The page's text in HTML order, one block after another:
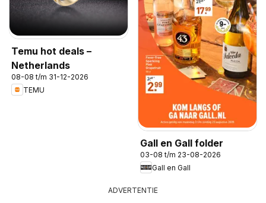
Temu hot deals –
Netherlands
08-08 t/m 31-12-2026
TEMU
Gall en Gall folder
03-08 t/m 23-08-2026
Gall en Gall
ADVERTENTIE